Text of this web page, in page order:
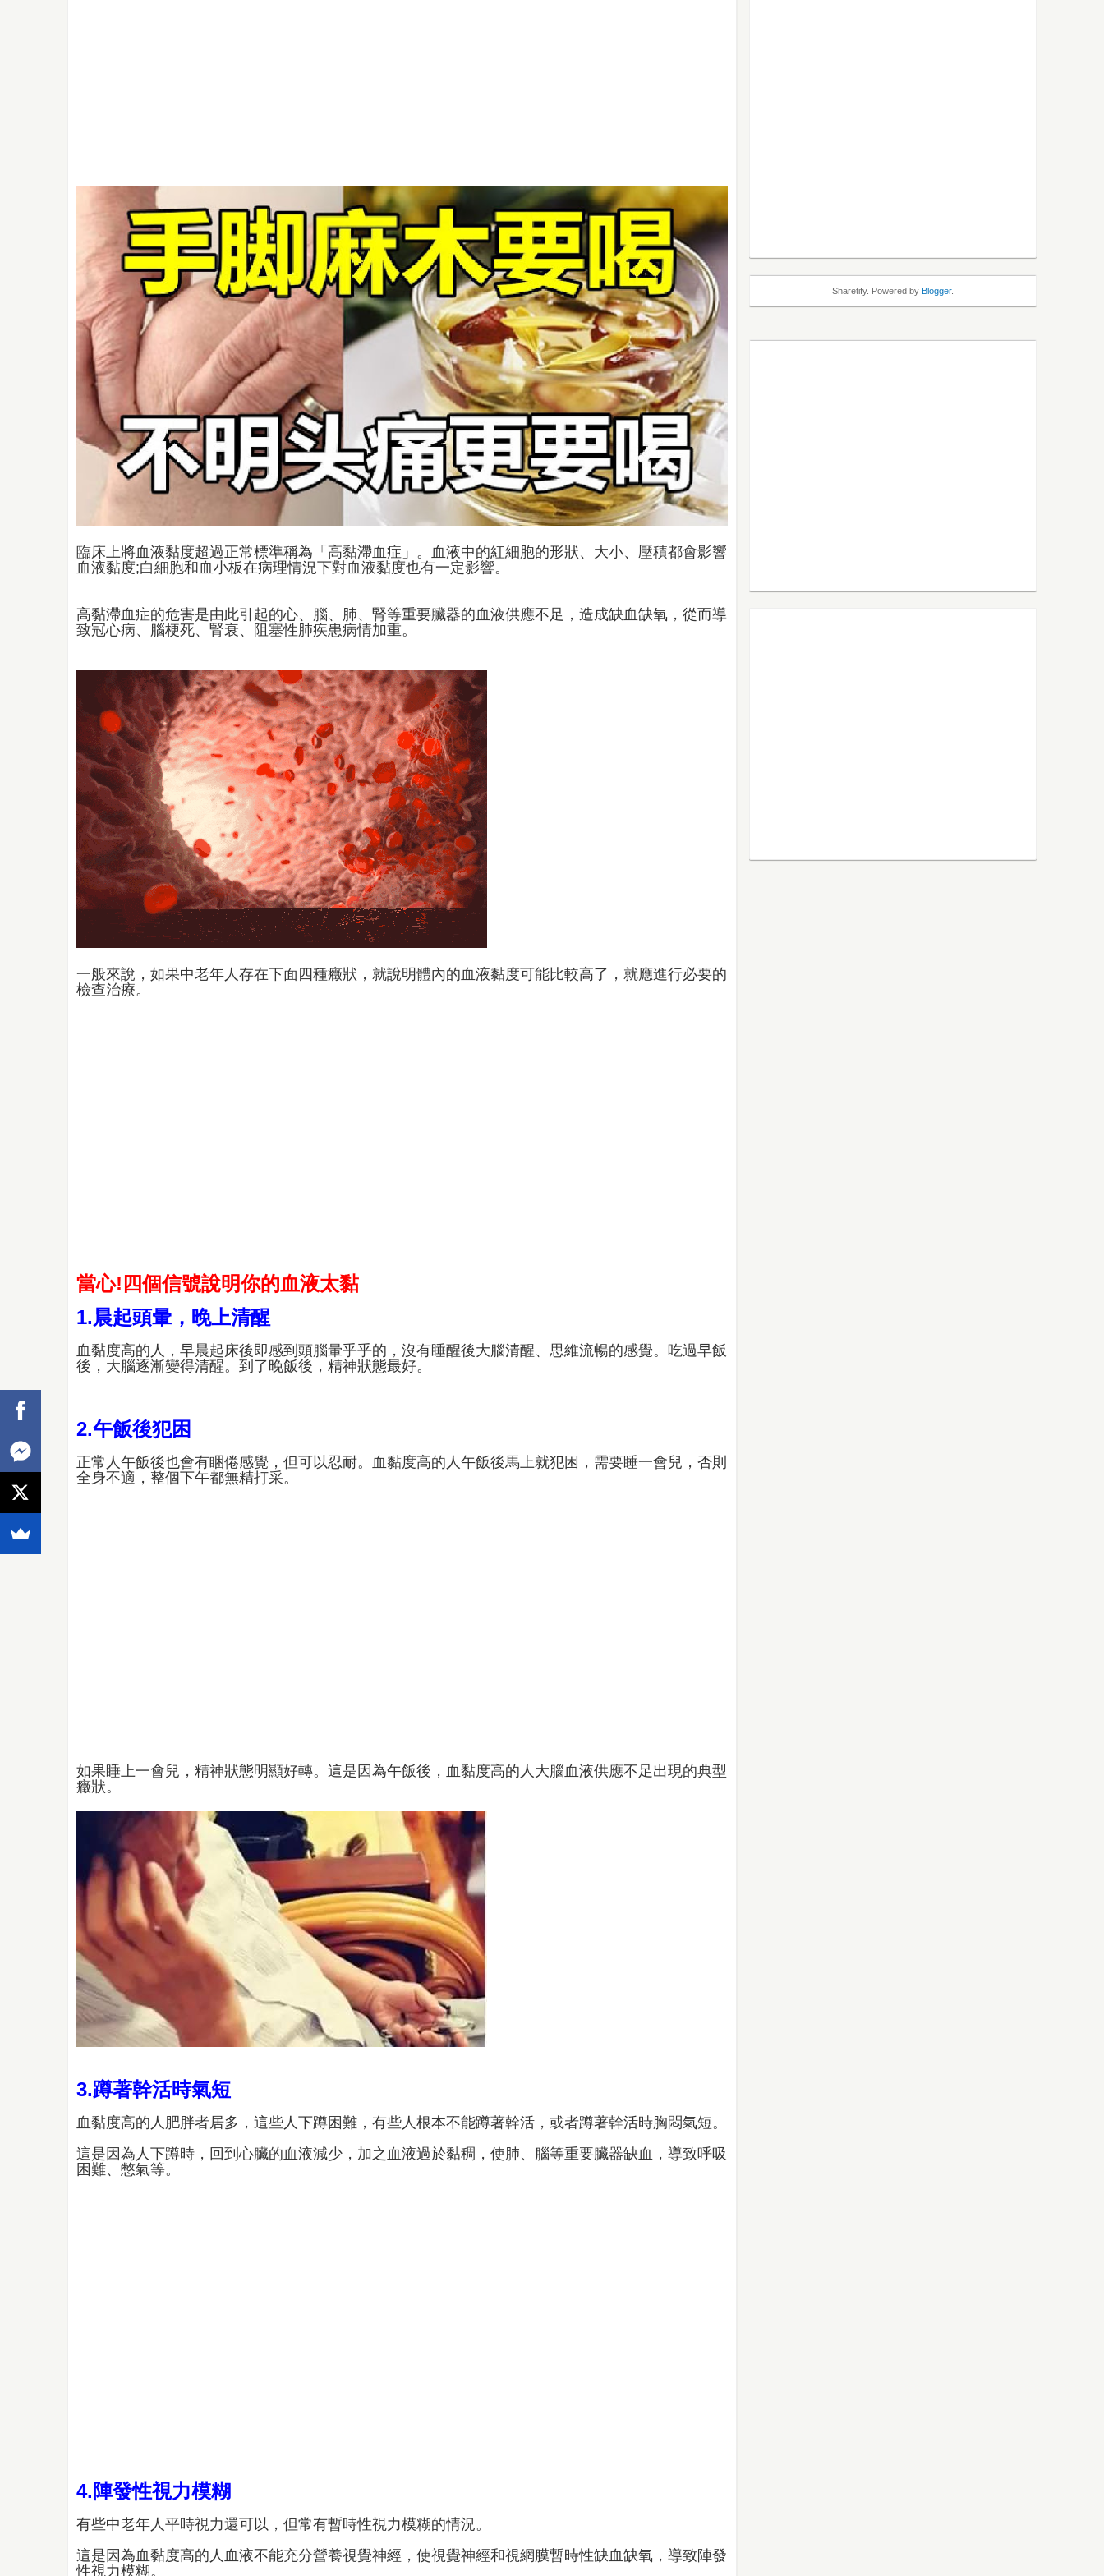
臨床上將血液黏度超過正常標準稱為「高黏滯血症」。血液中的紅細胞的形狀、大小、壓積都會影響
血液黏度;白細胞和血小板在病理情況下對血液黏度也有一定影響。
高黏滯血症的危害是由此引起的心、腦、肺、腎等重要臟器的血液供應不足，造成缺血缺氧，從而導
致冠心病、腦梗死、腎衰、阻塞性肺疾患病情加重。
一般來說，如果中老年人存在下面四種癥狀，就說明體內的血液黏度可能比較高了，就應進行必要的
檢查治療。
當心!四個信號說明你的血液太黏
1.晨起頭暈，晚上清醒
血黏度高的人，早晨起床後即感到頭腦暈乎乎的，沒有睡醒後大腦清醒、思維流暢的感覺。吃過早飯
後，大腦逐漸變得清醒。到了晚飯後，精神狀態最好。
2.午飯後犯困
正常人午飯後也會有睏倦感覺，但可以忍耐。血黏度高的人午飯後馬上就犯困，需要睡一會兒，否則
全身不適，整個下午都無精打采。
如果睡上一會兒，精神狀態明顯好轉。這是因為午飯後，血黏度高的人大腦血液供應不足出現的典型
癥狀。
3.蹲著幹活時氣短
血黏度高的人肥胖者居多，這些人下蹲困難，有些人根本不能蹲著幹活，或者蹲著幹活時胸悶氣短。
這是因為人下蹲時，回到心臟的血液減少，加之血液過於黏稠，使肺、腦等重要臟器缺血，導致呼吸
困難、憋氣等。
4.陣發性視力模糊
有些中老年人平時視力還可以，但常有暫時性視力模糊的情況。
這是因為血黏度高的人血液不能充分營養視覺神經，使視覺神經和視網膜暫時性缺血缺氧，導致陣發
性視力模糊。
Sharetify. Powered by Blogger.